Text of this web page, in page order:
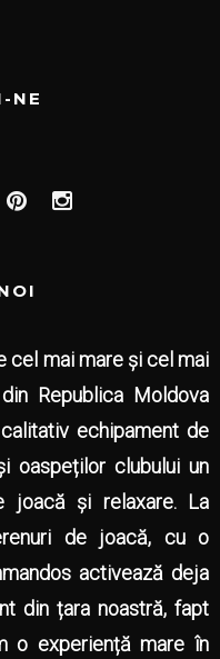
NE
cel mai mare și cel mai
Republica Moldova
echipament de
oaspeților clubului un
joacă și relaxare. La
de joacă, cu o
activează deja
din țara noastră, fapt
o experiență mare în